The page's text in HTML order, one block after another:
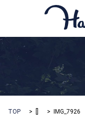
TOP IMG_7926